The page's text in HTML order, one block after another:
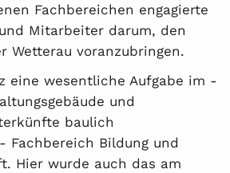
Fachbereichen engagierte
Mitarbeiter darum, den
Wetterau voranzubringen.
eine wesentliche Aufgabe im -
und
baulich
Fachbereich Bildung und
Hier wurde auch das am